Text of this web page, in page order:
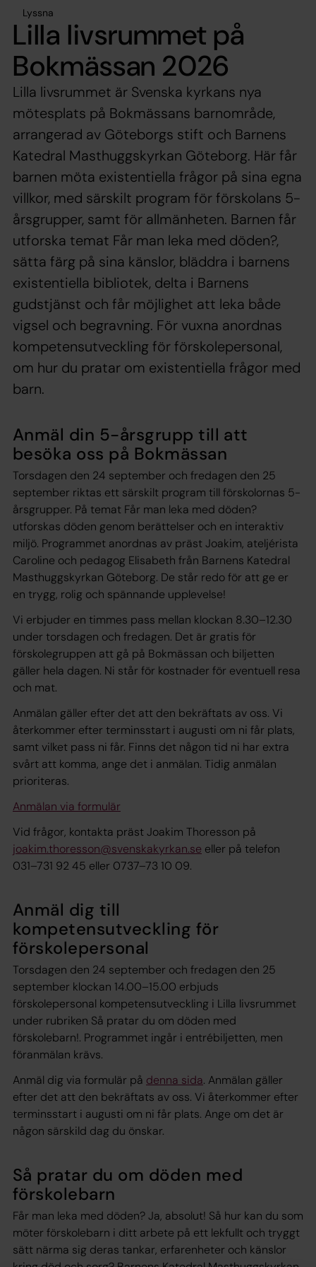
Lyssna
Lilla livsrummet på
Bokmässan 2026
Lilla livsrummet är Svenska kyrkans nya
mötesplats på Bokmässans barnområde,
arrangerad av Göteborgs stift och Barnens
Katedral Masthuggskyrkan Göteborg. Här får
barnen möta existentiella frågor på sina egna
villkor, med särskilt program för förskolans 5-
årsgrupper, samt för allmänheten. Barnen får
utforska temat Får man leka med döden?,
sätta färg på sina känslor, bläddra i barnens
existentiella bibliotek, delta i Barnens
gudstjänst och får möjlighet att leka både
vigsel och begravning. För vuxna anordnas
kompetensutveckling för förskolepersonal,
om hur du pratar om existentiella frågor med
barn.
Anmäl din 5-årsgrupp till att
besöka oss på Bokmässan
Torsdagen den 24 september och fredagen den 25
september riktas ett särskilt program till förskolornas 5-
årsgrupper. På temat Får man leka med döden?
utforskas döden genom berättelser och en interaktiv
miljö. Programmet anordnas av präst Joakim, ateljérista
Caroline och pedagog Elisabeth från Barnens Katedral
Masthuggskyrkan Göteborg. De står redo för att ge er
en trygg, rolig och spännande upplevelse!
Vi erbjuder en timmes pass mellan klockan 8.30–12.30
under torsdagen och fredagen. Det är gratis för
förskolegruppen att gå på Bokmässan och biljetten
gäller hela dagen. Ni står för kostnader för eventuell resa
och mat.
Anmälan gäller efter det att den bekräftats av oss. Vi
återkommer efter terminsstart i augusti om ni får plats,
samt vilket pass ni får. Finns det någon tid ni har extra
svårt att komma, ange det i anmälan. Tidig anmälan
prioriteras.
Anmälan via formulär
Vid frågor, kontakta präst Joakim Thoresson på
joakim.thoresson@svenskakyrkan.se eller på telefon
031–731 92 45 eller 0737–73 10 09.
Anmäl dig till
kompetensutveckling för
förskolepersonal
Torsdagen den 24 september och fredagen den 25
september klockan 14.00–15.00 erbjuds
förskolepersonal kompetensutveckling i Lilla livsrummet
under rubriken Så pratar du om döden med
förskolebarn!. Programmet ingår i entrébiljetten, men
föranmälan krävs.
Anmäl dig via formulär på denna sida. Anmälan gäller
efter det att den bekräftats av oss. Vi återkommer efter
terminsstart i augusti om ni får plats. Ange om det är
någon särskild dag du önskar.
Så pratar du om döden med
förskolebarn
Får man leka med döden? Ja, absolut! Så hur kan du som
möter förskolebarn i ditt arbete på ett lekfullt och tryggt
sätt närma sig deras tankar, erfarenheter och känslor